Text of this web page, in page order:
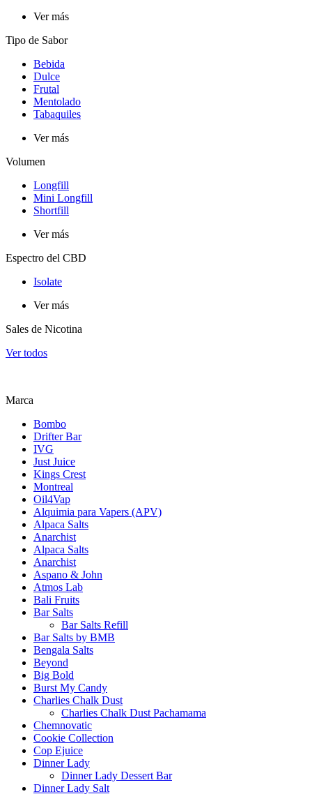
Ver más
Tipo de Sabor​
Bebida
Dulce
Frutal
Mentolado
Tabaquiles
Ver más
Volumen
Longfill
Mini Longfill
Shortfill
Ver más
Espectro del CBD
Isolate
Ver más
Sales de Nicotina
Ver todos
Marca
Bombo
Drifter Bar
IVG
Just Juice
Kings Crest
Montreal
Oil4Vap
Alquimia para Vapers (APV)
Alpaca Salts
Anarchist
Alpaca Salts
Anarchist
Aspano & John
Atmos Lab
Bali Fruits
Bar Salts
Bar Salts Refill
Bar Salts by BMB
Bengala Salts
Beyond
Big Bold
Burst My Candy
Charlies Chalk Dust
Charlies Chalk Dust Pachamama
Chemnovatic
Cookie Collection
Cop Ejuice
Dinner Lady
Dinner Lady Dessert Bar
Dinner Lady Salt